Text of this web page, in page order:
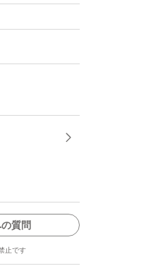
鮮なナッツ
承下さい。
質問
止です